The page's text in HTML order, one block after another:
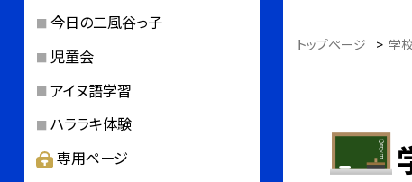
トップページ > 学
今日の二風谷っ子
児童会
アイヌ語学習
ハララキ体験
専用ページ